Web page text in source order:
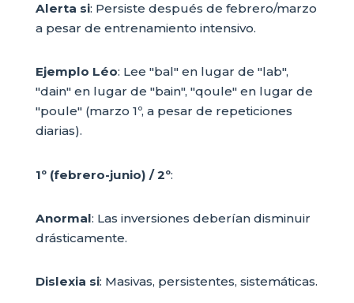
Alerta si: Persiste después de febrero/marzo
a pesar de entrenamiento intensivo.
Ejemplo Léo: Lee "bal" en lugar de "lab",
"dain" en lugar de "bain", "qoule" en lugar de
"poule" (marzo 1º, a pesar de repeticiones
diarias).
1º (febrero-junio) / 2º:
Anormal: Las inversiones deberían disminuir
drásticamente.
Dislexia si: Masivas, persistentes, sistemáticas.